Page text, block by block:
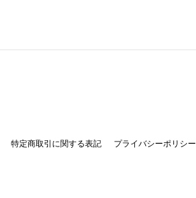
特定商取引に関する表記 プライバシーポリシー